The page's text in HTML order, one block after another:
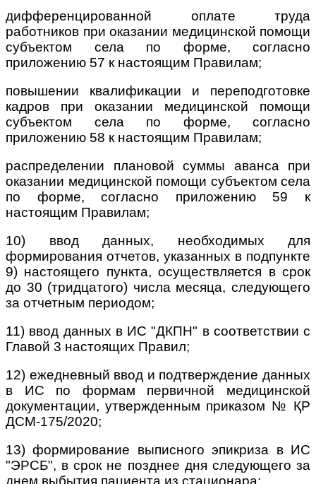
дифференцированной оплате труда
работников при оказании медицинской помощи
субъектом села по форме, согласно
приложению 57 к настоящим Правилам;
повышении квалификации и переподготовке
кадров при оказании медицинской помощи
субъектом села по форме, согласно
приложению 58 к настоящим Правилам;
распределении плановой суммы аванса при
оказании медицинской помощи субъектом села
по форме, согласно приложению 59 к
настоящим Правилам;
10) ввод данных, необходимых для
формирования отчетов, указанных в подпункте
9) настоящего пункта, осуществляется в срок
до 30 (тридцатого) числа месяца, следующего
за отчетным периодом;
11) ввод данных в ИС "ДКПН" в соответствии с
Главой 3 настоящих Правил;
12) ежедневный ввод и подтверждение данных
в ИС по формам первичной медицинской
документации, утвержденным приказом № ҚР
ДСМ-175/2020;
13) формирование выписного эпикриза в ИС
"ЭРСБ", в срок не позднее дня следующего за
днем выбытия пациента из стационара;